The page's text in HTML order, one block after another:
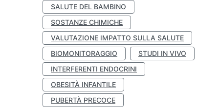
SALUTE DEL BAMBINO
SOSTANZE CHIMICHE
VALUTAZIONE IMPATTO SULLA SALUTE
BIOMONITORAGGIO
STUDI IN VIVO
INTERFERENTI ENDOCRINI
OBESITÀ INFANTILE
PUBERTÀ PRECOCE